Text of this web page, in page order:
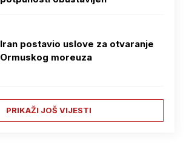
Iran postavio uslove za otvaranje
Ormuskog moreuza
PRIKAŽI JOŠ VIJESTI